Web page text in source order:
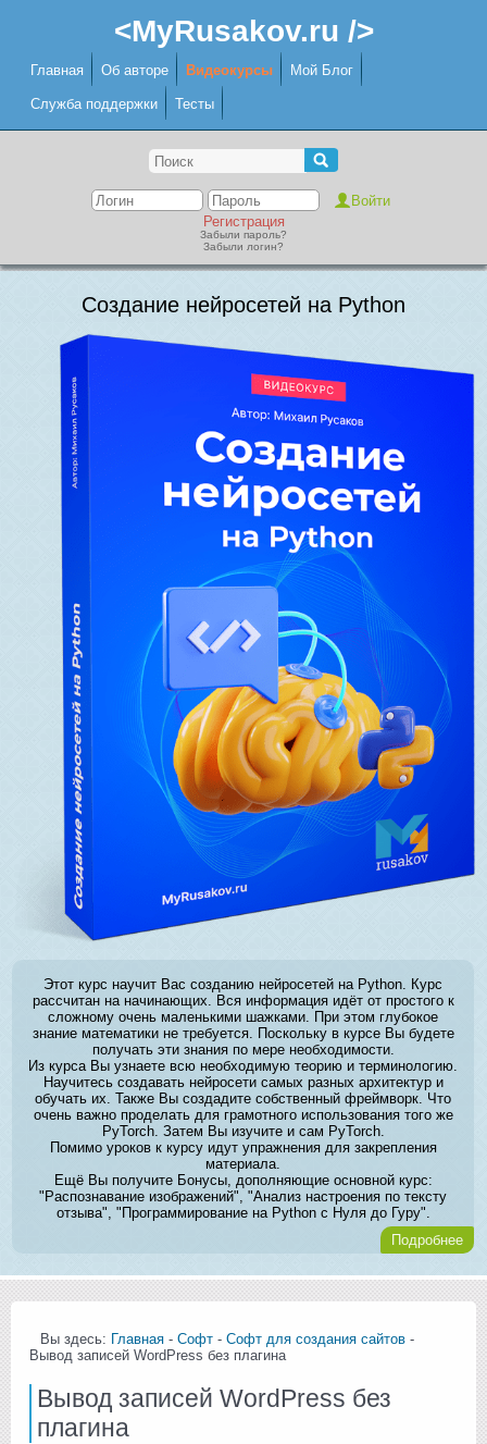
<MyRusakov.ru />
Главная Об авторе Видеокурсы Мой Блог
Служба поддержки Тесты
Регистрация
Забыли пароль?
Забыли логин?
Создание нейросетей на Python
Этот курс научит Вас созданию нейросетей на Python. Курс
рассчитан на начинающих. Вся информация идёт от простого к
сложному очень маленькими шажками. При этом глубокое
знание математики не требуется. Поскольку в курсе Вы будете
получать эти знания по мере необходимости.
Из курса Вы узнаете всю необходимую теорию и терминологию.
Научитесь создавать нейросети самых разных архитектур и
обучать их. Также Вы создадите собственный фреймворк. Что
очень важно проделать для грамотного использования того же
PyTorch. Затем Вы изучите и сам PyTorch.
Помимо уроков к курсу идут упражнения для закрепления
материала.
Ещё Вы получите Бонусы, дополняющие основной курс:
"Распознавание изображений", "Анализ настроения по тексту
отзыва", "Программирование на Python с Нуля до Гуру".
Подробнее
Вы здесь: Главная - Софт - Софт для создания сайтов -
Вывод записей WordPress без плагина
Вывод записей WordPress без
плагина